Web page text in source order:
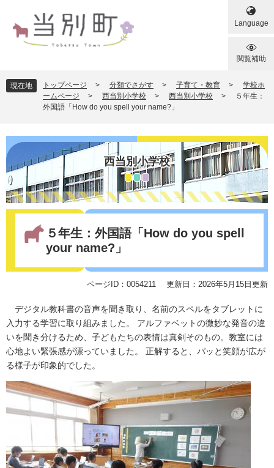
でば
文
Language
閲覧補助
現在地 トップページ > 分類でさがす > 子育て・教育 >
学校ホ
ームページ
> 西当別小学校 > 西当別小学校 >
５年生：
外国語「How do you spell your name?」
西当別小学校
５年生：外国語「How do you spell
your name?」
ページID：0054211 更新日：2026年5月15日更新
デジタル教科書の音声を聞き取り、名前のスペルをタブレットに
入力する学習に取り組みました。 アルファベットの微妙な発音の違
いを聞き分けるため、子どもたちの表情は真剣そのもの。教室には
心地よい緊張感が漂っていました。 正解すると、パッと笑顔が広が
る様子が印象的でした。